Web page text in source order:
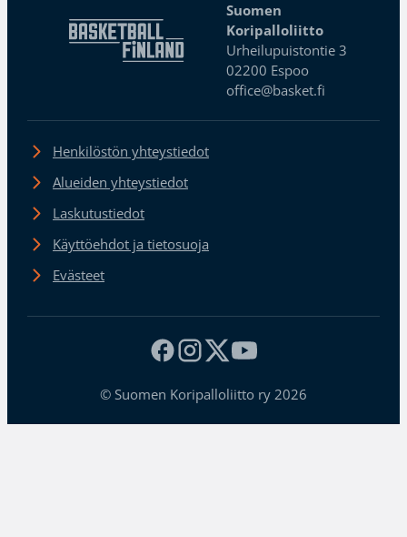
Suomen
Koripalloliitto
Urheilupuistontie 3
02200 Espoo
office@basket.fi
Henkilöstön yhteystiedot
Alueiden yhteystiedot
Laskutustiedot
Käyttöehdot ja tietosuoja
Evästeet
© Suomen Koripalloliitto ry 2026